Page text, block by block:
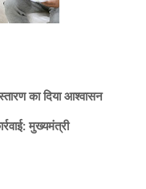
का दिया आश्वासन
मुख्यमंत्री